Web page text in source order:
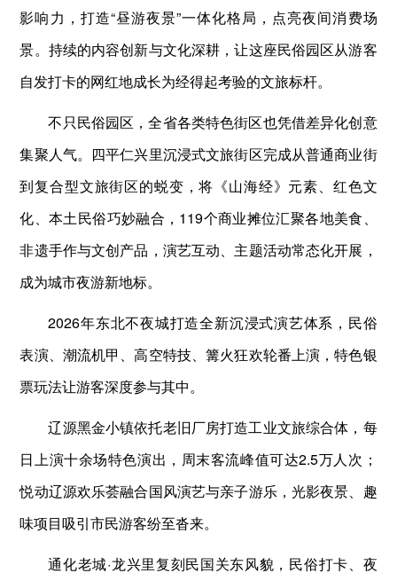
影响力，打造“昼游夜景”一体化格局，点亮夜间消费场
景。持续的内容创新与文化深耕，让这座民俗园区从游客
自发打卡的网红地成长为经得起考验的文旅标杆。
不只民俗园区，全省各类特色街区也凭借差异化创意
集聚人气。四平仁兴里沉浸式文旅街区完成从普通商业街
到复合型文旅街区的蜕变，将《山海经》元素、红色文
化、本土民俗巧妙融合，119个商业摊位汇聚各地美食、
非遗手作与文创产品，演艺互动、主题活动常态化开展，
成为城市夜游新地标。
2026年东北不夜城打造全新沉浸式演艺体系，民俗
表演、潮流机甲、高空特技、篝火狂欢轮番上演，特色银
票玩法让游客深度参与其中。
辽源黑金小镇依托老旧厂房打造工业文旅综合体，每
日上演十余场特色演出，周末客流峰值可达2.5万人次；
悦动辽源欢乐荟融合国风演艺与亲子游乐，光影夜景、趣
味项目吸引市民游客纷至沓来。
通化老城·龙兴里复刻民国关东风貌，民俗打卡、夜